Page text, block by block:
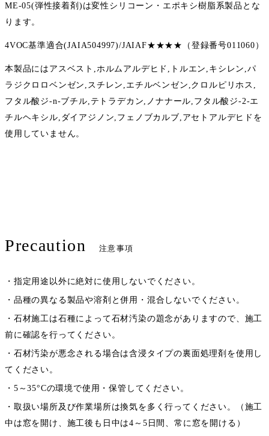
ME-05(弾性接着剤)は変性シリコーン・エポキシ樹脂系製品とな
ります。
4VOC基準適合(JAIA504997)/JAIAF★★★★（登録番号011060）
本製品にはアスベスト,ホルムアルデヒド,トルエン,キシレン,パ
ラジクロロベンゼン,スチレン,エチルベンゼン,クロルピリホス,
フタル酸ジ-n-ブチル,テトラデカン,ノナナール,フタル酸ジ-2-エ
チルヘキシル,ダイアジノン,フェノブカルブ,アセトアルデヒドを
使用していません。
Precaution 注意事項
・指定用途以外に絶対に使用しないでください。
・品種の異なる製品や溶剤と併用・混合しないでください。
・石材施工は石種によって石材汚染の題念がありますので、施工
前に確認を行ってください。
・石材汚染が悪念される場合は含浸タイプの裏面処理剤を使用し
てください。
・5～35°Cの環境で使用・保管してください。
・取扱い場所及び作業場所は換気を多く行ってください。（施工
中は窓を開け、施工後も日中は4～5日間、常に窓を開ける）